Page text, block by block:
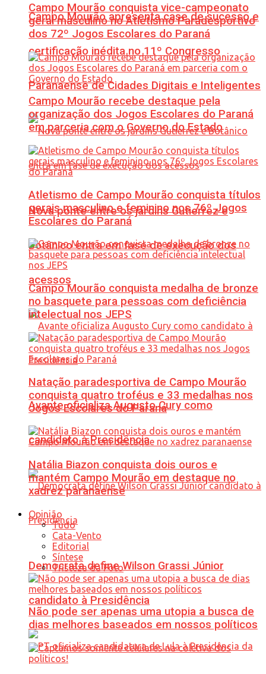
Campo Mourão apresenta case de sucesso e
certificação inédita no 11º Congresso
Paranaense de Cidades Digitais e Inteligentes
Nova ponte entre os jardins Gutierrez e
Botânico entra em fase de execução dos
acessos
Avante oficializa Augusto Cury como
candidato à Presidência
Democrata define Wilson Grassi Júnior
candidato à Presidência
Campo Mourão conquista vice-campeonato
geral masculino no Atletismo Paradesportivo
dos 72º Jogos Escolares do Paraná
Campo Mourão recebe destaque pela
organização dos Jogos Escolares do Paraná
em parceria com o Governo do Estado
Atletismo de Campo Mourão conquista títulos
gerais masculino e feminino nos 76º Jogos
Escolares do Paraná
Campo Mourão conquista medalha de bronze
no basquete para pessoas com deficiência
intelectual nos JEPS
Natação paradesportiva de Campo Mourão
conquista quatro troféus e 33 medalhas nos
Jogos Escolares do Paraná
Natália Biazon conquista dois ouros e
mantém Campo Mourão em destaque no
xadrez paranaense
Opinião
Tudo
Cata-Vento
Editorial
Síntese
Tristeza da Foto
Não pode ser apenas uma utopia a busca de
dias melhores baseados em nossos políticos